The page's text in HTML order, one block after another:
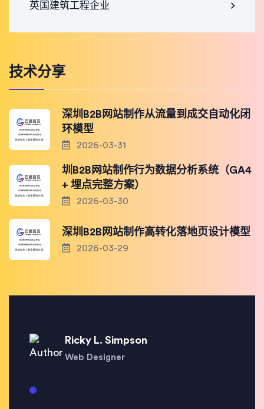
英国建筑工程企业
技术分享
深圳B2B网站制作从流量到成交自动化闭
环模型
2026-03-31
圳B2B网站制作行为数据分析系统（GA4
+ 埋点完整方案）
2026-03-30
深圳B2B网站制作高转化落地页设计模型
2026-03-29
Ricky L. Simpson
Web Designer